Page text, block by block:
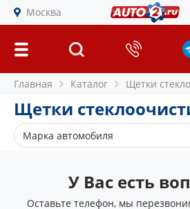
Москва
Главная Каталог Щетки
Щетки
Марка автомобиля
BMW
У Вас есть
Оставьте телефон, мы